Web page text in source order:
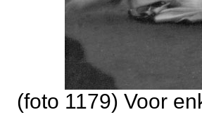
(foto 1179) Voor